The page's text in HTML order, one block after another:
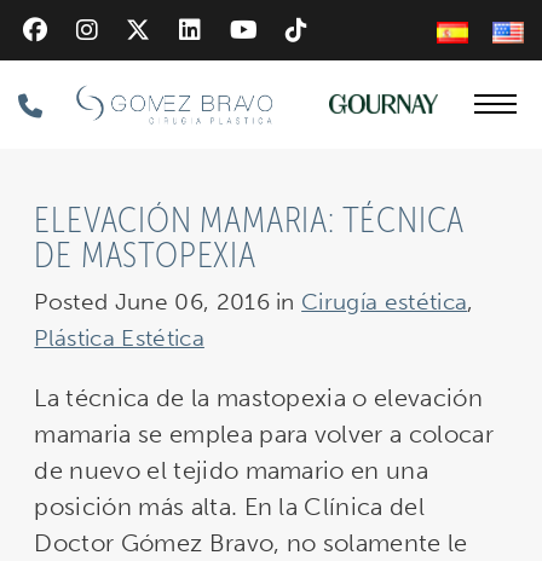
Skip
to
main
content
Phone
ELEVACIÓN MAMARIA: TÉCNICA
DE MASTOPEXIA
Posted June 06, 2016 in Cirugía estética,
Plástica Estética
La técnica de la mastopexia o elevación
mamaria se emplea para volver a colocar
de nuevo el tejido mamario en una
posición más alta. En la Clínica del
Doctor Gómez Bravo, no solamente le